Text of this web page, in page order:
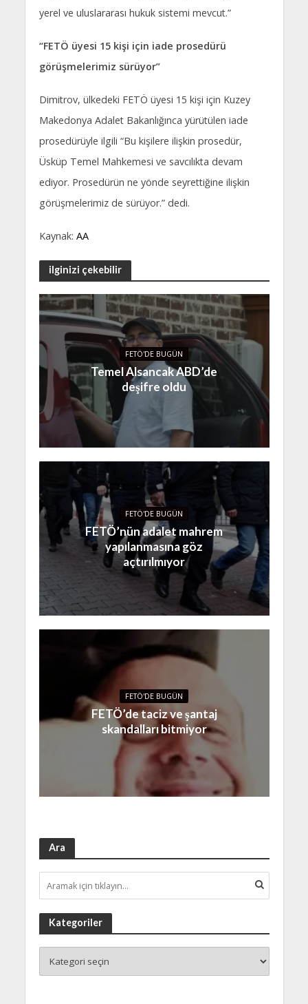
yerel ve uluslararası hukuk sistemi mevcut.”
“FETÖ üyesi 15 kişi için iade prosedürü
görüşmelerimiz sürüyor”
Dimitrov, ülkedeki FETÖ üyesi 15 kişi için Kuzey
Makedonya Adalet Bakanlığınca yürütülen iade
prosedürüyle ilgili “Bu kişilere ilişkin prosedür,
Üsküp Temel Mahkemesi ve savcılıkta devam
ediyor. Prosedürün ne yönde seyrettiğine ilişkin
görüşmelerimiz de sürüyor.” dedi.
Kaynak: AA
ilginizi çekebilir
FETÖ'DE BUGÜN
Temel Alsancak ABD’de
deşifre oldu
FETÖ'DE BUGÜN
FETÖ’nün adalet mahrem
yapılanmasına göz
açtırılmıyor
FETÖ'DE BUGÜN
FETÖ’de taciz ve şantaj
skandalları bitmiyor
Ara
Kategoriler